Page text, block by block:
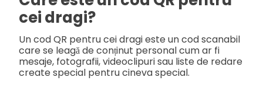
cei dragi?
Un cod QR pentru cei dragi este un cod scanabil
care se leagă de conținut personal cum ar fi
mesaje, fotografii, videoclipuri sau liste de redare
create special pentru cineva special.